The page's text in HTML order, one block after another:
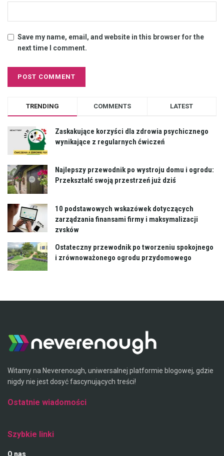
Save my name, email, and website in this browser for the
next time I comment.
TRENDING COMMENTS LATEST
Zaskakujące korzyści dla zdrowia psychicznego
wynikające z regularnych ćwiczeń
Najlepszy przewodnik po wystroju domu i ogrodu:
Przekształć swoją przestrzeń już dziś
10 podstawowych wskazówek dotyczących
zarządzania finansami firmy i maksymalizacji
zysków
Ostateczny przewodnik po tworzeniu spokojnego
i zrównoważonego ogrodu przydomowego
Witamy na Neverenough, uniwersalnej platformie blogowej, gdzie
nigdy nie jest dosyć fascynujących treści!
Ostatnie wiadomości
Szybkie linki
O nas